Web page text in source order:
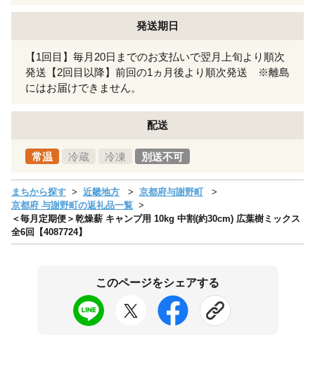
発送期日
【1回目】毎月20日までのお支払いで翌月上旬より順次
発送【2回目以降】前回の1ヵ月後より順次発送 ※離島
にはお届けできません。
配送
常温 冷蔵 冷凍 別送不可
まちから探す 近畿地方
京都府与謝野町
京都府 与謝野町の返礼品一覧
＜毎月定期便＞乾燥薪 キャンプ用 10kg 中割(約30cm) 広葉樹ミックス
全6回【4087724】
このページをシェアする